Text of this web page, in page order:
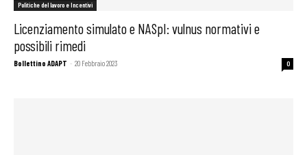
Politiche del lavoro e Incentivi
Licenziamento simulato e NASpI: vulnus normativi e
possibili rimedi
Bollettino ADAPT - 20 Febbraio 2023 0